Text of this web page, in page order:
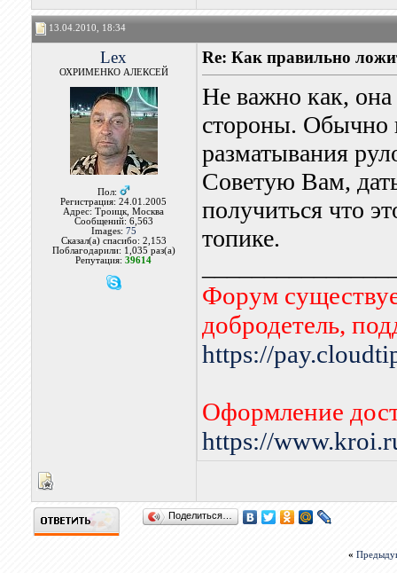
13.04.2010, 18:34
Lex
ОХРИМЕНКО АЛЕКСЕЙ
Пол:
Регистрация: 24.01.2005
Адрес: Троицк, Москва
Сообщений: 6,563
Images: 75
Сказал(а) спасибо: 2,153
Поблагодарили: 1,035 раз(а)
Репутация:39614
Re: Как правильно
Не важно как, она
стороны. Обычно
разматывания
Советую Вам,
получиться что
топике.
Форум
добродетель,
https://
Оформление
https://
Поделиться…
«